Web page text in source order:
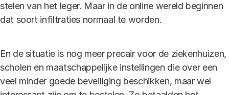
stelen van het leger. Maar in de online wereld beginnen
dat soort infiltraties normaal te worden.
En de situatie is nog meer precair voor de ziekenhuizen,
scholen en maatschappelijke instellingen die over een
veel minder goede beveiliging beschikken, maar wel